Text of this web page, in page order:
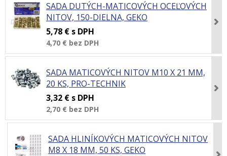
SADA DUTÝCH-MATICOVÝCH OCEĽOVÝCH
NITOV, 150-DIELNA, GEKO
5,78 € s DPH
4,70 € bez DPH
SADA MATICOVÝCH NITOV M10 X 21 MM,
20 KS, PRO-TECHNIK
3,32 € s DPH
2,70 € bez DPH
SADA HLINÍKOVÝCH MATICOVÝCH NITOV
M8 X 18 MM, 50 KS, GEKO